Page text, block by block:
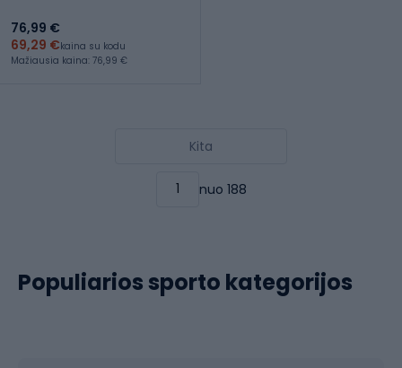
76,99 €
69,29 €kaina su kodu
Mažiausia kaina: 76,99 €
Kita
nuo 188
Populiarios sporto kategorijos